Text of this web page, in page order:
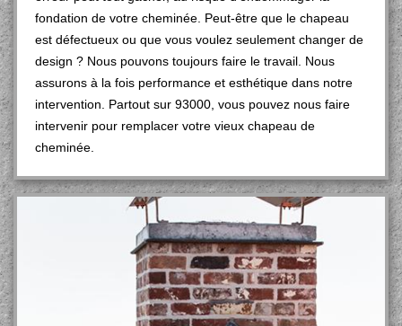
fondation de votre cheminée. Peut-être que le chapeau
est défectueux ou que vous voulez seulement changer de
design ? Nous pouvons toujours faire le travail. Nous
assurons à la fois performance et esthétique dans notre
intervention. Partout sur 93000, vous pouvez nous faire
intervenir pour remplacer votre vieux chapeau de
cheminée.